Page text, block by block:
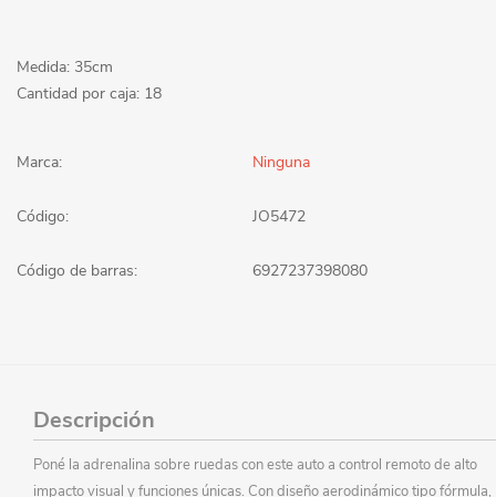
Medida: 35cm
Cantidad por caja: 18
Marca: Ninguna
Código: JO5472
Código de barras: 6927237398080
Descripción
Poné la adrenalina sobre ruedas con este auto a control remoto de alto
impacto visual y funciones únicas. Con diseño aerodinámico tipo fórmula,